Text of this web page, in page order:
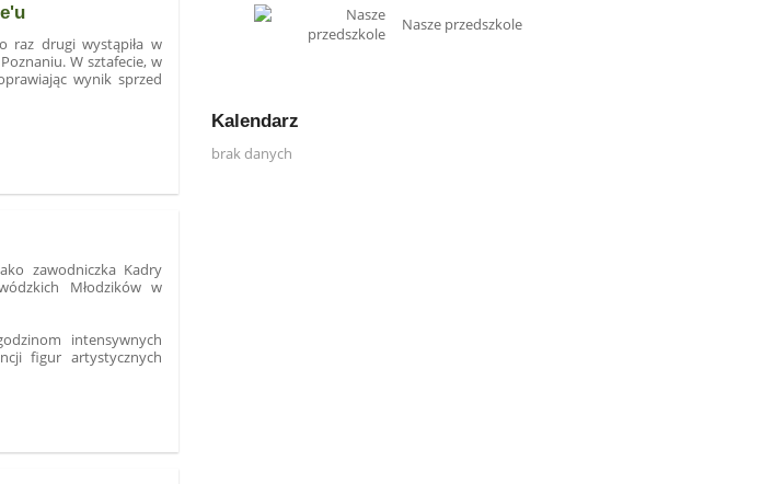
raz drugi wystąpiła w
W sztafecie, w
wynik sprzed
zawodniczka Kadry
Młodzików w
intensywnych
figur artystycznych
Nasze przedszkole
Kalendarz
brak danych